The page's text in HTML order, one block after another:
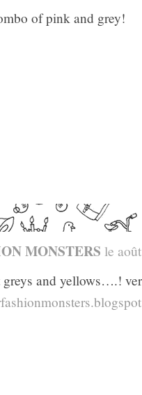
of pink and grey!
MONSTERS le
and yellows….!